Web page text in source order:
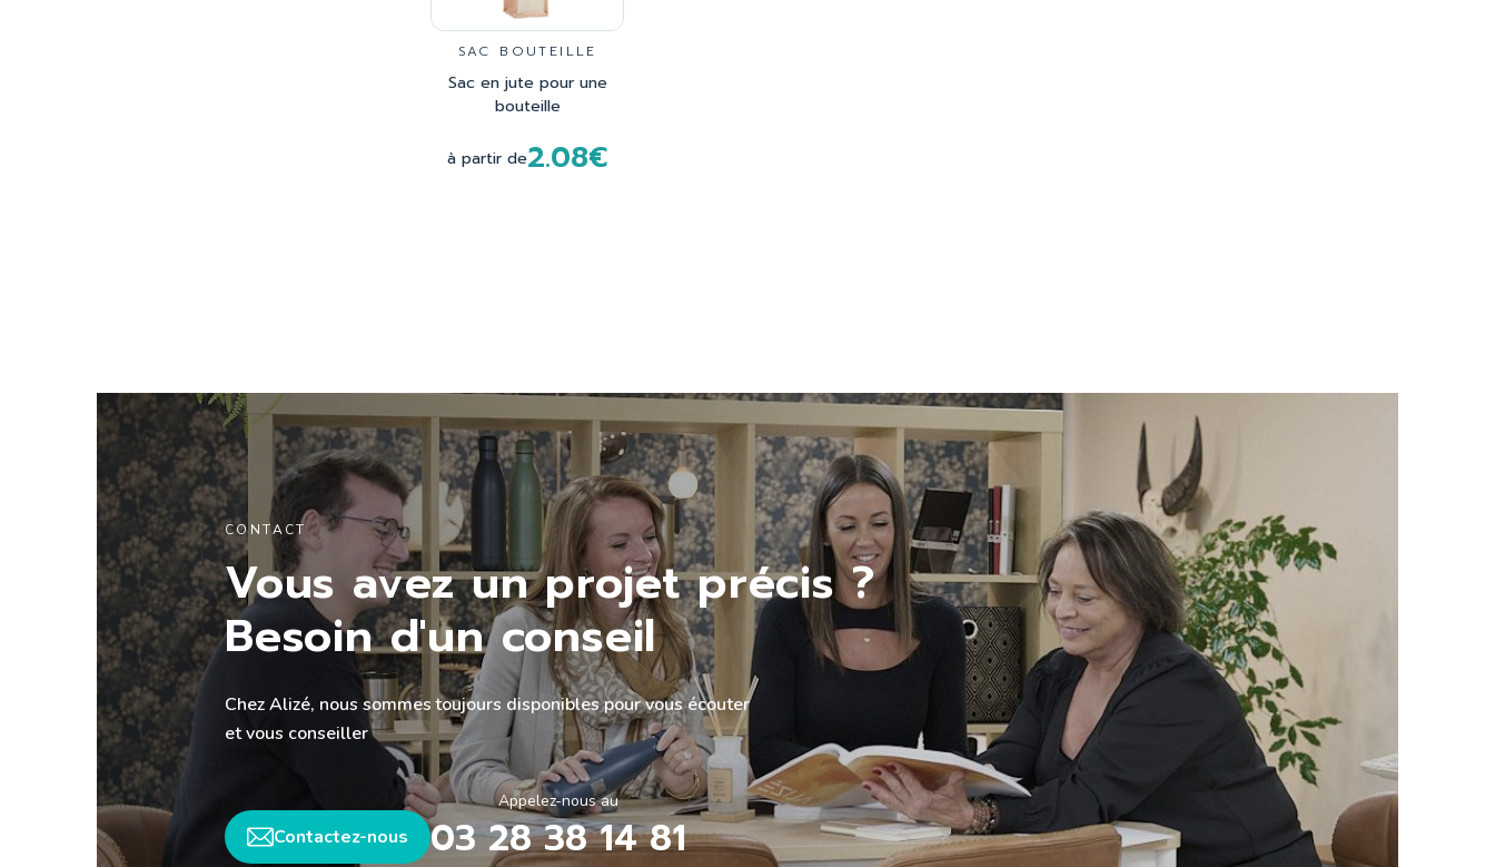
SAC BOUTEILLE
Sac en jute pour une
bouteille
à partir de2.08€
CONTACT
Vous avez un projet précis ?
Besoin d'un conseil
Chez Alizé, nous sommes toujours disponibles pour vous écouter
et vous conseiller
Contactez-nous
Appelez-nous au
03 28 38 14 81